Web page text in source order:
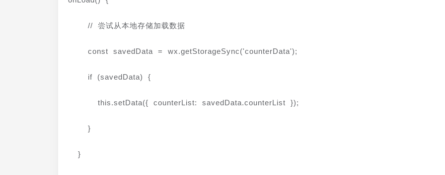
    // 尝试从本地存储加载数据
    const savedData = wx.getStorageSync('counterData');
    if (savedData) {
      this.setData({ counterList: savedData.counterList });
    }
  }